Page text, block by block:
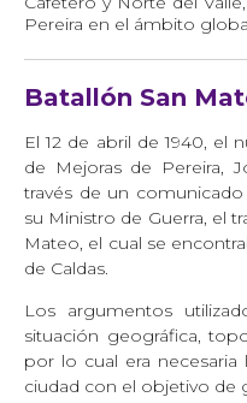
Pereira en el ámbito
Batallón San
El 12 de abril de 1940, el
de Mejoras de Pereira,
través de un
su Ministro de Guerra, el
Mateo, el cual se
de Caldas.
Los argumentos
situación geográfica,
por lo cual era
ciudad con el objetivo de